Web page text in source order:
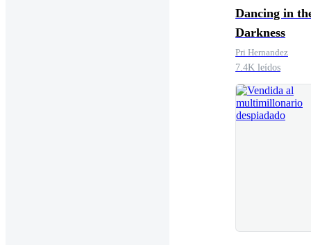
Dancing in
Darkness
Pri Hernandez
7.4K leídos